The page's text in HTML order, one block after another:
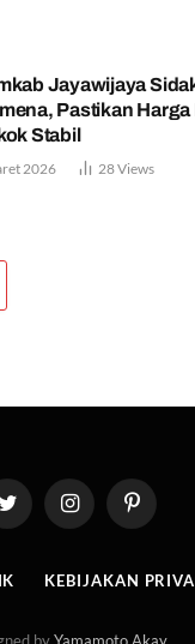
Jayawijaya
Pastikan Harga
Stabil
2026 28Views
Twitter InstagramPinterest
KEBIJAKAN